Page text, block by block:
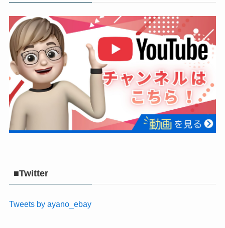
■Twitter
Tweets by ayano_ebay